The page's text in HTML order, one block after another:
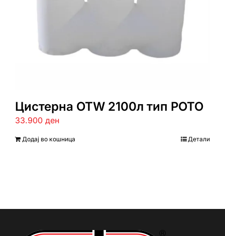
Цистерна ОТW 2100л тип РОТО
33.900 ден
Додај во кошница Детали